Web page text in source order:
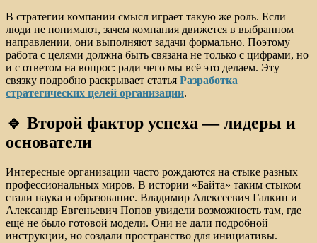
В стратегии компании смысл играет такую же роль. Если
люди не понимают, зачем компания движется в выбранном
направлении, они выполняют задачи формально. Поэтому
работа с целями должна быть связана не только с цифрами, но
и с ответом на вопрос: ради чего мы всё это делаем. Эту
связку подробно раскрывает статья Разработка
стратегических целей организации.
🔹 Второй фактор успеха — лидеры и
основатели
Интересные организации часто рождаются на стыке разных
профессиональных миров. В истории «Байта» таким стыком
стали наука и образование. Владимир Алексеевич Галкин и
Александр Евгеньевич Попов увидели возможность там, где
ещё не было готовой модели. Они не дали подробной
инструкции, но создали пространство для инициативы.